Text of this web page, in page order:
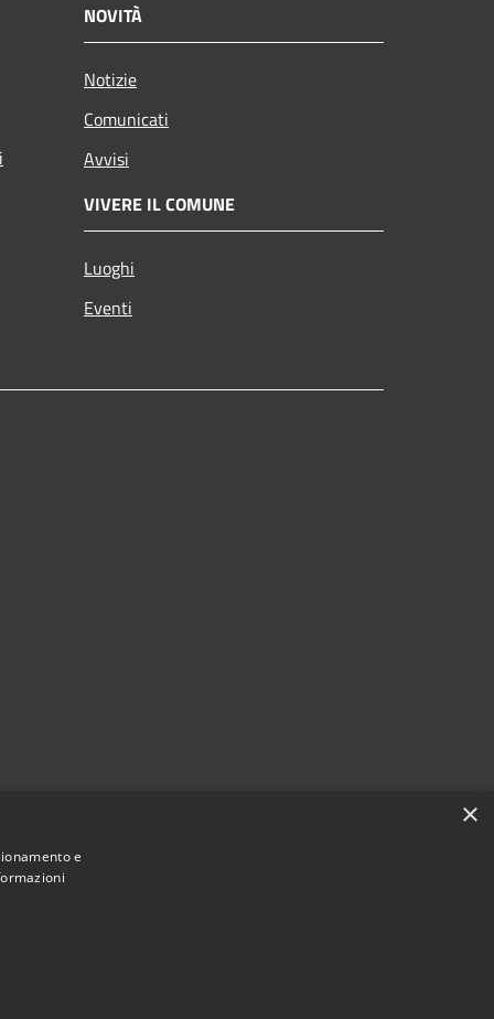
NOVITÀ
Notizie
Comunicati
Avvisi
VIVERE IL COMUNE
Luoghi
Eventi
×
e